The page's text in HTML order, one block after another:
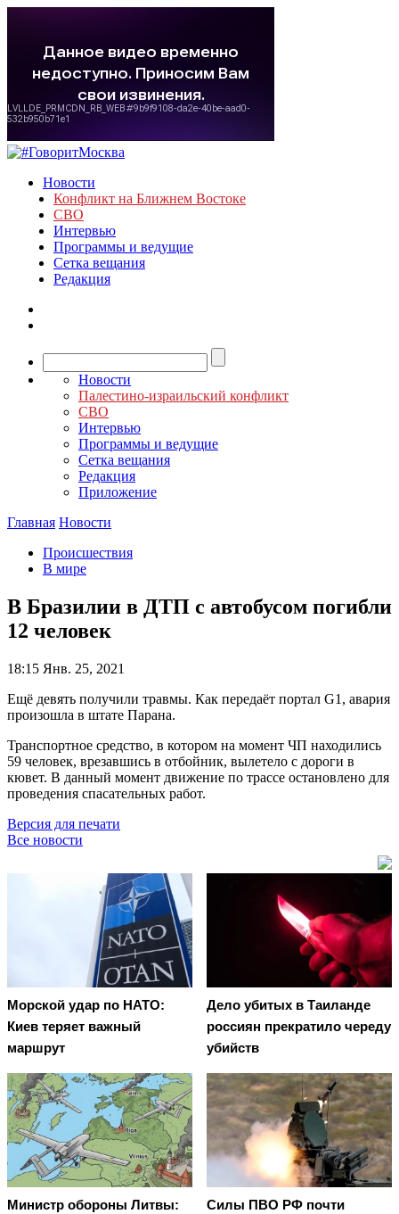
Новости
Конфликт на Ближнем Востоке
СВО
Интервью
Программы и ведущие
Сетка вещания
Редакция
Новости
Палестино-израильский конфликт
СВО
Интервью
Программы и ведущие
Сетка вещания
Редакция
Приложение
Главная Новости
Происшествия
В мире
В Бразилии в ДТП с автобусом погибли
12 человек
18:15 Янв. 25, 2021
Ещё девять получили травмы. Как передаёт портал G1, авария
произошла в штате Парана.
Транспортное средство, в котором на момент ЧП находились
59 человек, врезавшись в отбойник, вылетело с дороги в
кювет. В данный момент движение по трассе остановлено для
проведения спасательных работ.
Версия для печати
Все новости
Морской удар по НАТО:
Киев теряет важный
маршрут
Дело убитых в Таиланде
россиян прекратило череду
убийств
Министр обороны Литвы:
Cилы ПВО РФ почти